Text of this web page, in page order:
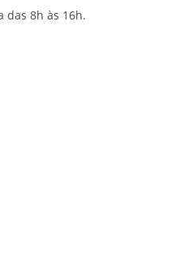
das 8h às 16h.